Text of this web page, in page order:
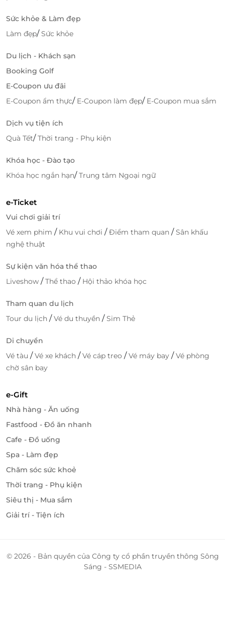
Sức khỏe & Làm đẹp
Làm đẹp/Sức khỏe
Du lịch - Khách sạn
Booking Golf
E-Coupon ưu đãi
E-Coupon ẩm thực/ E-Coupon làm đẹp/ E-Coupon mua sắm
Dịch vụ tiện ích
Quà Tết/Thời trang - Phụ kiện
Khóa học - Đào tạo
Khóa học ngắn hạn/Trung tâm Ngoại ngữ
e-Ticket
Vui chơi giải trí
Vé xem phim / Khu vui chơi /Điểm tham quan /Sân khấu
nghệ thuật
Sự kiện văn hóa thể thao
Liveshow /Thể thao / Hội thảo khóa học
Tham quan du lịch
Tour du lịch /Vé du thuyền /Sim Thẻ
Di chuyển
Vé tàu /Vé xe khách /Vé cáp treo /Vé máy bay /Vé phòng
chờ sân bay
e-Gift
Nhà hàng - Ăn uống
Fastfood - Đồ ăn nhanh
Cafe - Đồ uống
Spa - Làm đẹp
Chăm sóc sức khoẻ
Thời trang - Phụ kiện
Siêu thị - Mua sắm
Giải trí - Tiện ích
© 2026 - Bản quyền của Công ty cổ phần truyền thông Sông
Sáng - SSMEDIA